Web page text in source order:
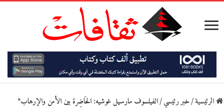
الرئيسية/خبر رئيسي/الفيلسوف مارسيل غوشيه: الحَاضِرة بين الأمن والإرهاب*